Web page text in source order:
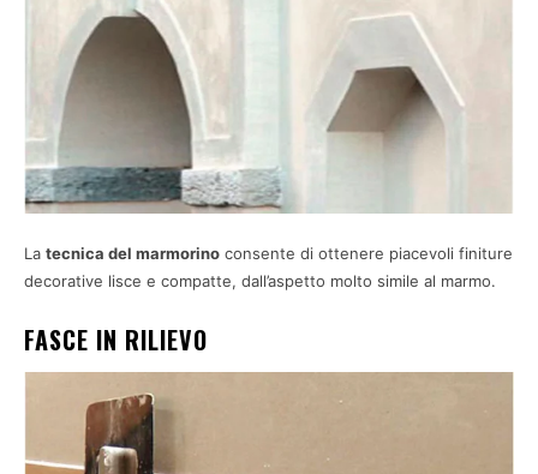
La tecnica del marmorino consente di ottenere piacevoli finiture
decorative lisce e compatte, dall’aspetto molto simile al marmo.
FASCE IN RILIEVO